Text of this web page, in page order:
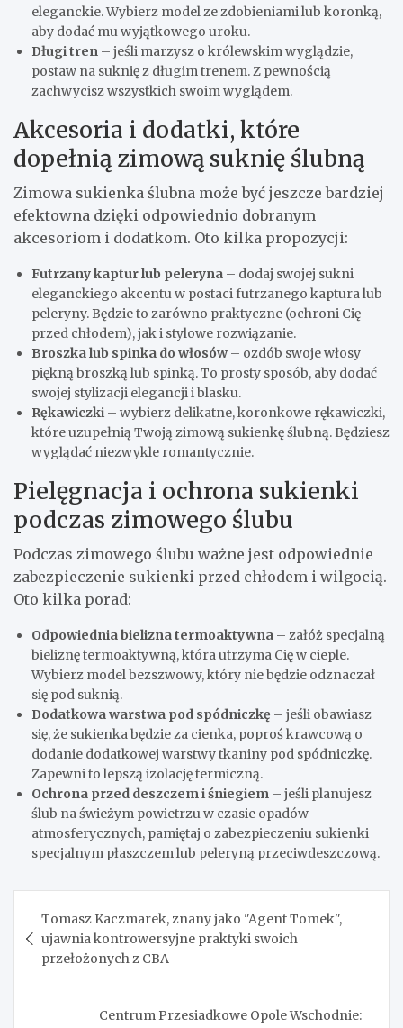
eleganckie. Wybierz model ze zdobieniami lub koronką,
aby dodać mu wyjątkowego uroku.
Długi tren – jeśli marzysz o królewskim wyglądzie,
postaw na suknię z długim trenem. Z pewnością
zachwycisz wszystkich swoim wyglądem.
Akcesoria i dodatki, które
dopełnią zimową suknię ślubną
Zimowa sukienka ślubna może być jeszcze bardziej
efektowna dzięki odpowiednio dobranym
akcesoriom i dodatkom. Oto kilka propozycji:
Futrzany kaptur lub peleryna – dodaj swojej sukni
eleganckiego akcentu w postaci futrzanego kaptura lub
peleryny. Będzie to zarówno praktyczne (ochroni Cię
przed chłodem), jak i stylowe rozwiązanie.
Broszka lub spinka do włosów– ozdób swoje włosy
piękną broszką lub spinką. To prosty sposób, aby dodać
swojej stylizacji elegancji i blasku.
Rękawiczki – wybierz delikatne, koronkowe rękawiczki,
które uzupełnią Twoją zimową sukienkę ślubną. Będziesz
wyglądać niezwykle romantycznie.
Pielęgnacja i ochrona sukienki
podczas zimowego ślubu
Podczas zimowego ślubu ważne jest odpowiednie
zabezpieczenie sukienki przed chłodem i wilgocią.
Oto kilka porad:
Odpowiednia bielizna termoaktywna – załóż specjalną
bieliznę termoaktywną, która utrzyma Cię w cieple.
Wybierz model bezszwowy, który nie będzie odznaczał
się pod suknią.
Dodatkowa warstwa pod spódniczkę – jeśli obawiasz
się, że sukienka będzie za cienka, poproś krawcową o
dodanie dodatkowej warstwy tkaniny pod spódniczkę.
Zapewni to lepszą izolację termiczną.
Ochrona przed deszczem i śniegiem – jeśli planujesz
ślub na świeżym powietrzu w czasie opadów
atmosferycznych, pamiętaj o zabezpieczeniu sukienki
specjalnym płaszczem lub peleryną przeciwdeszczową.
wpisu
Tomasz Kaczmarek, znany jako "Agent Tomek",
ujawnia kontrowersyjne praktyki swoich
przełożonych z CBA
Centrum Przesiadkowe Opole Wschodnie: